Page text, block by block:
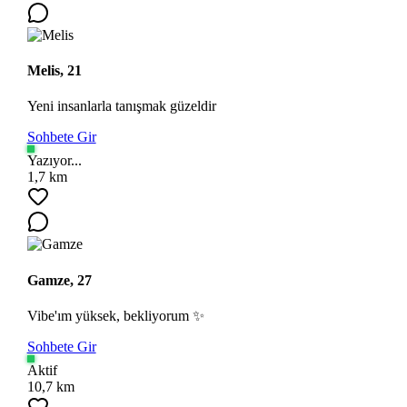
Melis, 21
Yeni insanlarla tanışmak güzeldir
Sohbete Gir
Yazıyor...
1,7 km
Gamze, 27
Vibe'ım yüksek, bekliyorum ✨
Sohbete Gir
Aktif
10,7 km